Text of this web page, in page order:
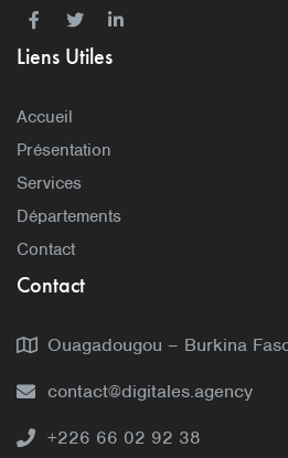
Liens Utiles
Accueil
Présentation
Services
Départements
Contact
Contact
Ouagadougou – Burkina
contact@digitales.agency
+226 66 02 92 38